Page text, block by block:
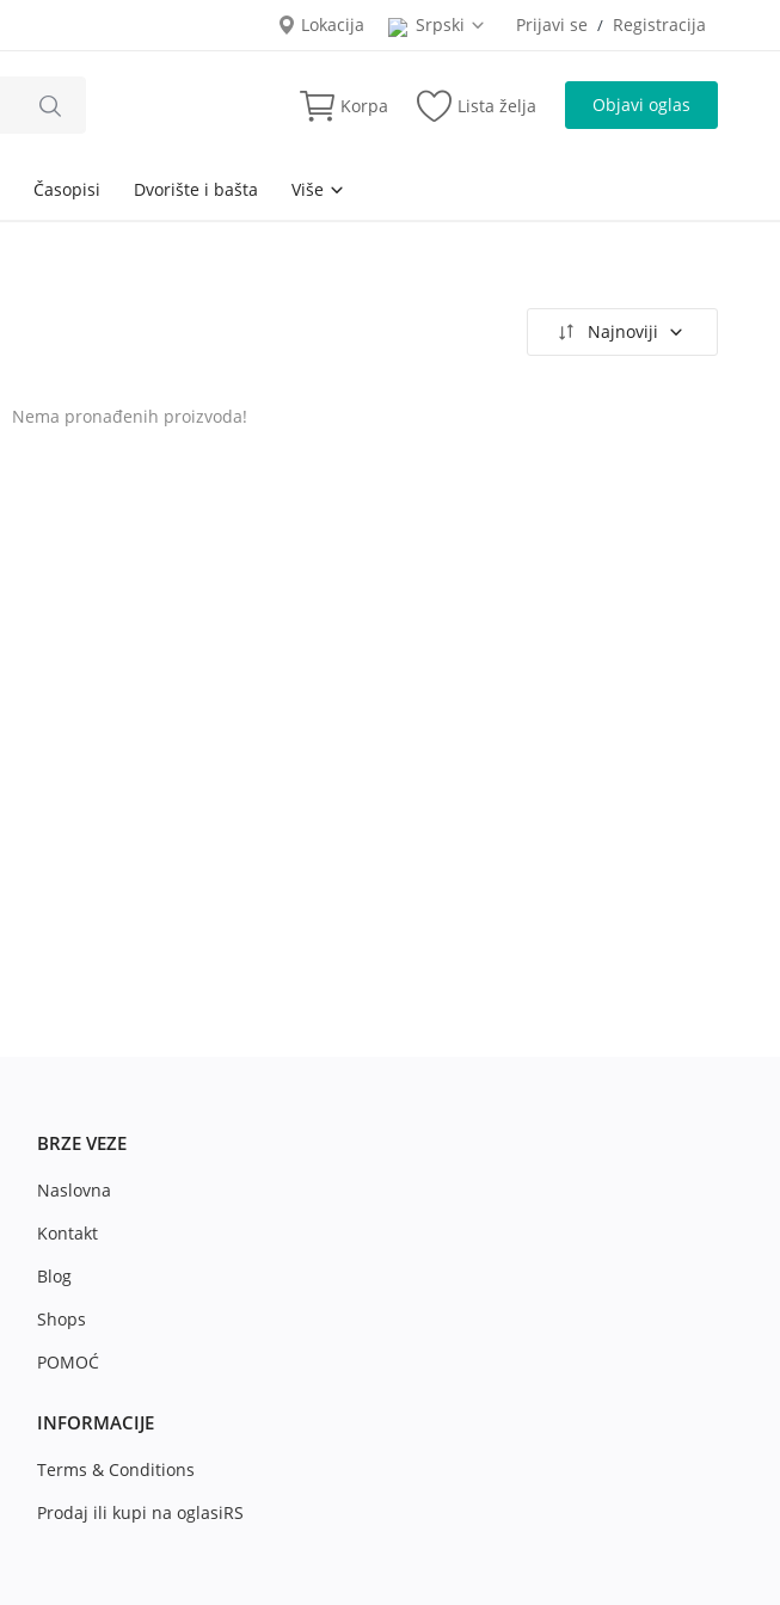
Lokacija Srpski Prijavi se / Registracija
Korpa Lista želja Objavi oglas
Časopisi Dvorište i bašta Više
Najnoviji
Nema pronađenih proizvoda!
BRZE VEZE
Naslovna
Kontakt
Blog
Shops
POMOĆ
INFORMACIJE
Terms & Conditions
Prodaj ili kupi na oglasiRS